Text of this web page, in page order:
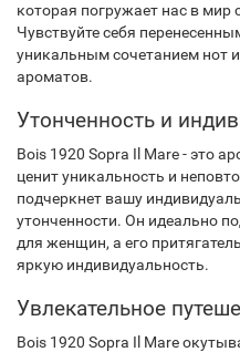
которая погружает нас в
Чувствуйте себя
уникальным сочетанием нот
ароматов.
Утонченность и
Bois 1920 Sopra Il Mare - это
ценит уникальность и
подчеркнет вашу
утонченности. Он идеально
для женщин, а его
яркую индивидуальность.
Увлекательное
Bois 1920 Sopra Il Mare